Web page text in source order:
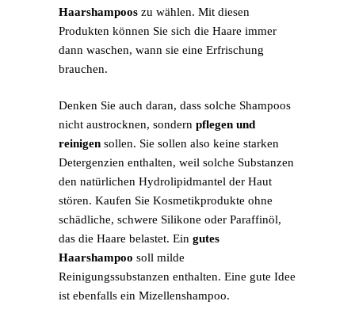
Haarshampoos zu wählen. Mit diesen
Produkten können Sie sich die Haare immer
dann waschen, wann sie eine Erfrischung
brauchen.
Denken Sie auch daran, dass solche Shampoos
nicht austrocknen, sondern pflegen und
reinigen sollen. Sie sollen also keine starken
Detergenzien enthalten, weil solche Substanzen
den natürlichen Hydrolipidmantel der Haut
stören. Kaufen Sie Kosmetikprodukte ohne
schädliche, schwere Silikone oder Paraffinöl,
das die Haare belastet. Ein gutes
Haarshampoo soll milde
Reinigungssubstanzen enthalten. Eine gute Idee
ist ebenfalls ein Mizellenshampoo.